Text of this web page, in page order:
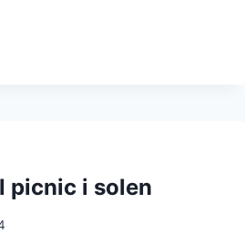
picnic i solen